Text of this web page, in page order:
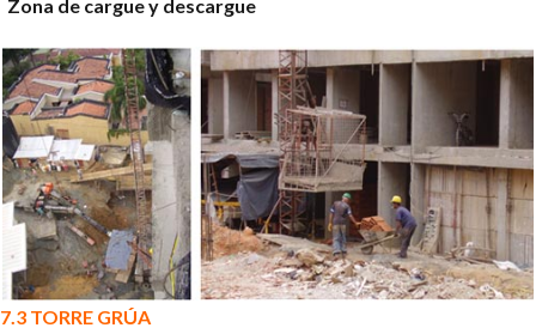
Zona de cargue y descargue
7.3 TORRE GRÚA